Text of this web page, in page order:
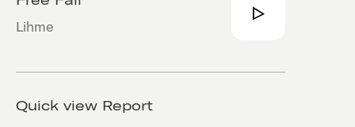
Lihme
Quick view Report